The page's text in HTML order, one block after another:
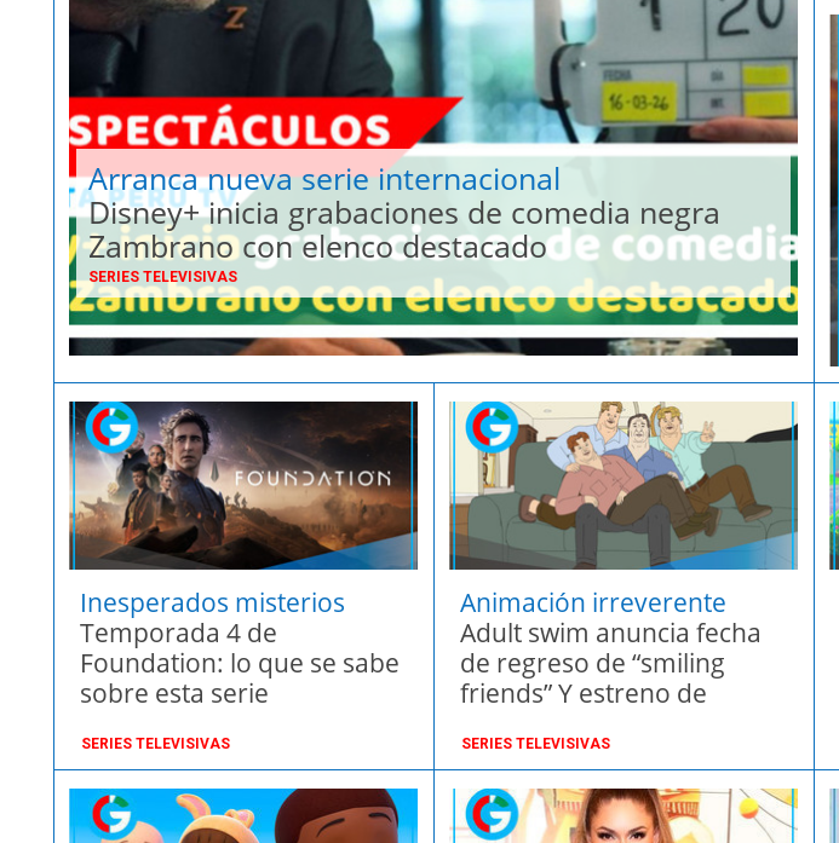
Arranca nueva serie internacional
Disney+ inicia grabaciones de comedia negra
Zambrano con elenco destacado
SERIES TELEVISIVAS
Inesperados misterios
Temporada 4 de
Foundation: lo que se sabe
sobre esta serie
SERIES TELEVISIVAS
Animación irreverente
regresa
Adult swim anuncia fecha
de regreso de “smiling
friends” Y estreno de
octubre
SERIES TELEVISIVAS